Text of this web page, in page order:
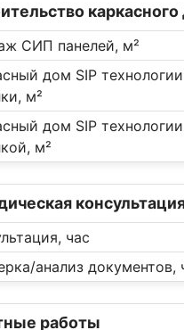
СИП панелей, м²
дом SIP
м²
дом SIP
м²
час
анализ документов,
работы